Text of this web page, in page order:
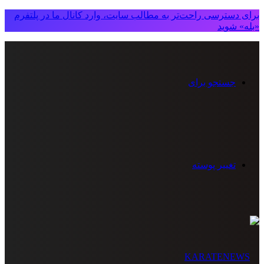
برای دسترسی راحت‌تر به مطالب سایت، وارد کانال ما در پلتفرم
«بله» شوید
جستجو برای
تغییر پوسته